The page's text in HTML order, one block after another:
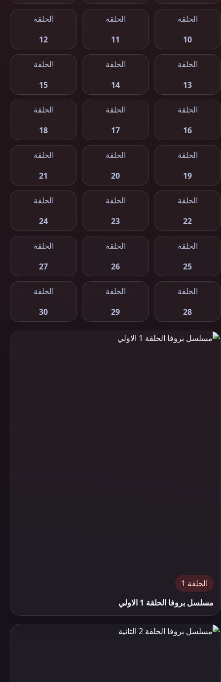
الحلقة
10
الحلقة
11
الحلقة
12
الحلقة
13
الحلقة
14
الحلقة
15
الحلقة
16
الحلقة
17
الحلقة
18
الحلقة
19
الحلقة
20
الحلقة
21
الحلقة
22
الحلقة
23
الحلقة
24
الحلقة
25
الحلقة
26
الحلقة
27
الحلقة
28
الحلقة
29
الحلقة
30
الحلقة 1
مسلسل بروفا الحلقة 1 الاولي